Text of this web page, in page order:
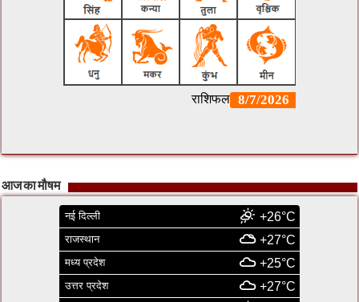
आज का मौषम
नई दिल्ली +26°C
राजस्थान +27°C
मध्य प्रदेश +25°C
उत्तर प्रदेश +27°C